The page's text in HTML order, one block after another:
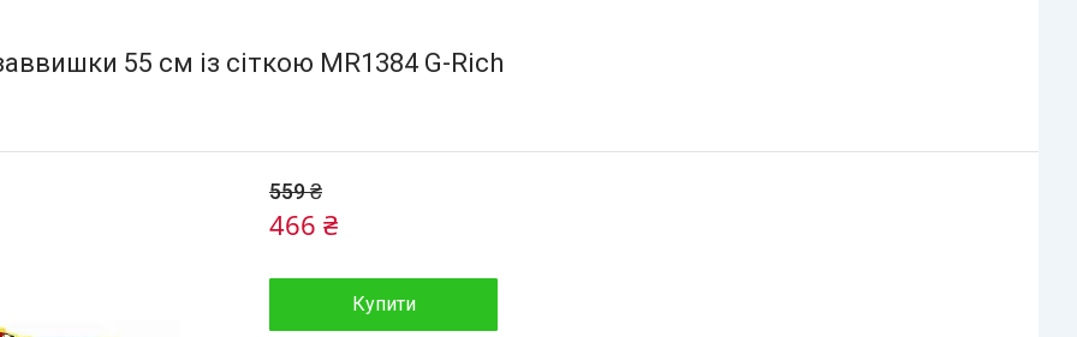
55 см із сіткою MR1384 G-Rich
559 ₴
466 ₴
Купити